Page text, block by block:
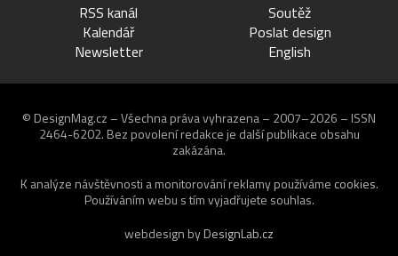
RSS kanál
Kalendář
Newsletter
Soutěž
Poslat design
English
© DesignMag.cz – Všechna práva vyhrazena – 2007–2026 – ISSN
2464-6202. Bez povolení redakce je další publikace obsahu
zakázána.
K analýze návštěvnosti a monitorování reklamy používáme cookies.
Používáním webu s tím vyjadřujete souhlas.
webdesign byDesignLab.cz